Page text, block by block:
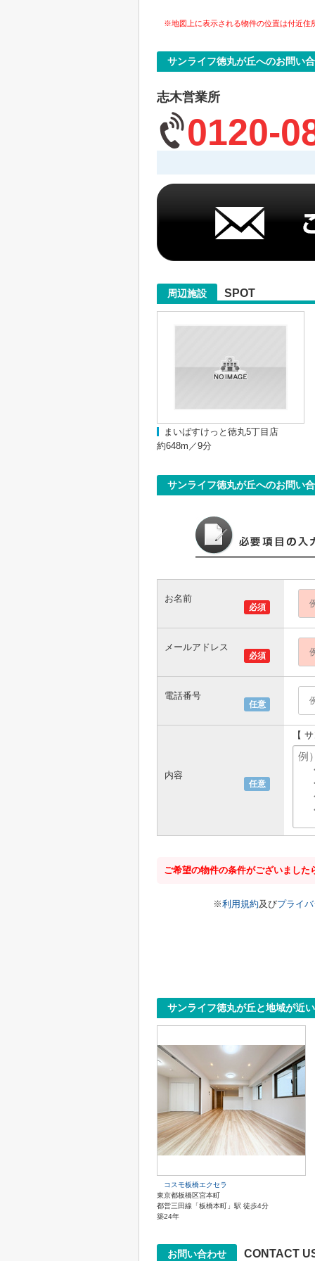
※地図上に表示される物件の位置は付近住
サンライフ徳丸が丘へのお問い
志木営業所
0120-
周辺施設 SPOT
まいばすけっと徳丸5丁目店
約648m／9分
サンライフ徳丸が丘へのお問い
必須
お名前
必須
メールアドレス
任意
電話番号
任意
内容
【
ご希望の物件の条件がございました
※利用規約及びプライ
サンライフ徳丸が丘と地域が近
コスモ板橋エクセラ
東京都板橋区宮本町
都営三田線「板橋本町」駅 徒歩4分
築24年
お問い合わせ CONTACT